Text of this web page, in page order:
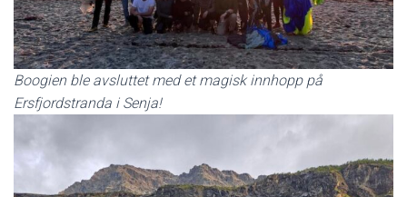
Boogien ble avsluttet med et magisk innhopp på
Ersfjordstranda i Senja!